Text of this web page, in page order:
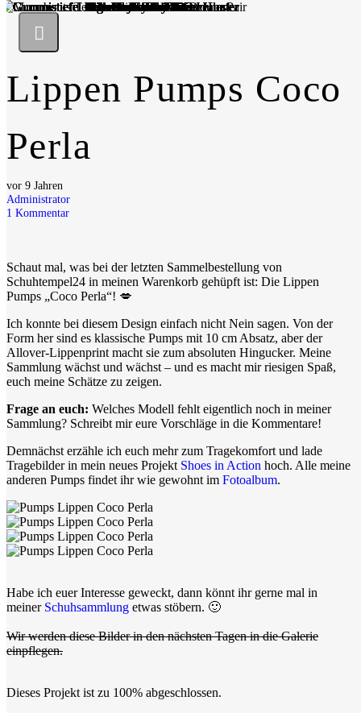
Lippen Pumps Coco
Perla
vor 9 Jahren
Administrator
1 Kommentar
Schaut mal, was bei der letzten Sammelbestellung von
Schuhtempel24 in meinen Warenkorb gehüpft ist: Die Lippen
Pumps „Coco Perla“! 💋
Ich konnte bei diesem Design einfach nicht Nein sagen. Von der
Form her sind es klassische Pumps mit 10 cm Absatz, aber der
Allover-Lippenprint macht sie zum absoluten Hingucker. Meine
Sammlung wächst und wächst – und es macht mir riesigen Spaß,
euch meine Schätze zu zeigen.
Frage an euch: Welches Modell fehlt eigentlich noch in meiner
Sammlung? Schreibt mir eure Vorschläge in die Kommentare!
Demnächst erzähle ich euch mehr zum Tragekomfort und lade
Tragebilder in mein neues Projekt Shoes in Action hoch. Alle meine
anderen Pumps findet ihr wie gewohnt im Fotoalbum.
Habe ich euer Interesse geweckt, dann könnt ihr gerne mal in
meiner Schuhsammlung etwas stöbern. 🙂
Wir werden diese Bilder in den nächsten Tagen in die Galerie
einpflegen.
Dieses Projekt ist zu 100% abgeschlossen.